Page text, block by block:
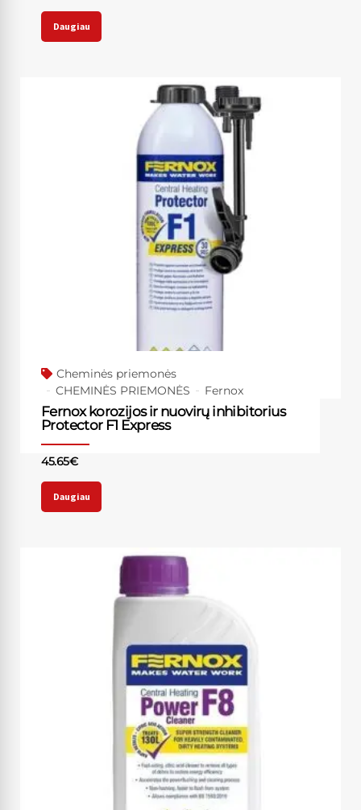
Daugiau
Cheminės priemonės
CHEMINĖS PRIEMONĖS
Fernox
Fernox korozijos ir nuovirų inhibitorius
Protector F1 Express
45.65€
Daugiau